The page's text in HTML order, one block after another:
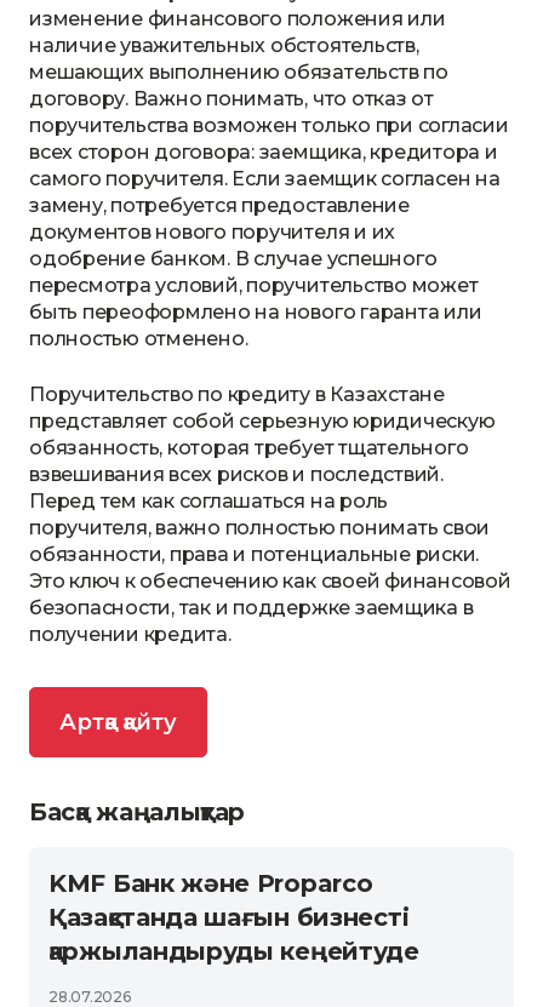
изменение финансового положения или
наличие уважительных обстоятельств,
мешающих выполнению обязательств по
договору. Важно понимать, что отказ от
поручительства возможен только при согласии
всех сторон договора: заемщика, кредитора и
самого поручителя. Если заемщик согласен на
замену, потребуется предоставление
документов нового поручителя и их
одобрение банком. В случае успешного
пересмотра условий, поручительство может
быть переоформлено на нового гаранта или
полностью отменено.
Поручительство по кредиту в Казахстане
представляет собой серьезную юридическую
обязанность, которая требует тщательного
взвешивания всех рисков и последствий.
Перед тем как соглашаться на роль
поручителя, важно полностью понимать свои
обязанности, права и потенциальные риски.
Это ключ к обеспечению как своей финансовой
безопасности, так и поддержке заемщика в
получении кредита.
Артқа қайту
Басқа жаңалықтар
KMF Банк және Proparco
Қазақстанда шағын бизнесті
қаржыландыруды кеңейтуде
28.07.2026